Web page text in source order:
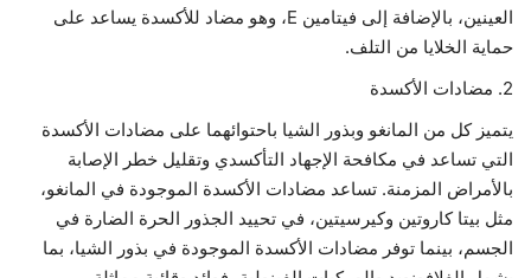
العينين، بالإضافة إلى فيتامين E، وهو مضاد للأكسدة يساعد على
حماية الخلايا من التلف.
2. مضادات الأكسدة
يتميز كل من المانغو وبذور الشيا باحتوائهما على مضادات الأكسدة
التي تساعد في مكافحة الإجهاد التأكسدي وتقليل خطر الإصابة
بالأمراض المزمنة. تساعد مضادات الأكسدة الموجودة في المانغو،
مثل بيتا كاروتين وكيرسيتين، في تحييد الجذور الحرة الضارة في
الجسم، بينما توفر مضادات الأكسدة الموجودة في بذور الشيا، بما